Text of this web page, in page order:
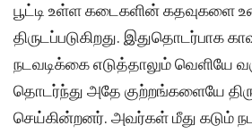
பூட்டி உள்ள கடைகளின் கதவுகளை
திருடப்படுகிறது. இதுதொடர்பாக
நடவடிக்கை எடுத்தாலும் வெளியே
தொடர்ந்து அதே குற்றங்களையே
செய்கின்றனர். அவர்கள் மீது கடும்